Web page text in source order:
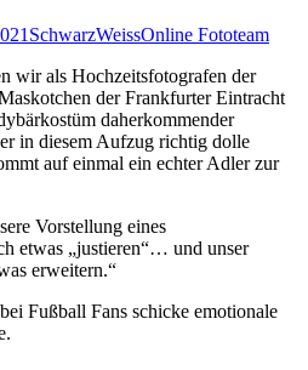
SchwarzWeissOnline Fototeam
wir als Hochzeitsfotografen der
der Frankfurter Eintracht
daherkommender
in diesem Aufzug richtig dolle
auf einmal ein echter Adler zur
Vorstellung eines
etwas „justieren“… und unser
erweitern.“
Fußball Fans schicke emotionale